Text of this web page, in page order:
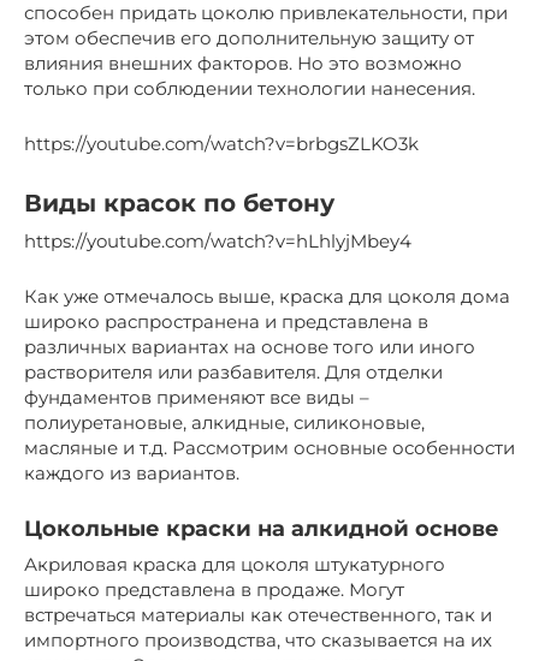
способен придать цоколю привлекательности, при
этом обеспечив его дополнительную защиту от
влияния внешних факторов. Но это возможно
только при соблюдении технологии нанесения.
https://youtube.com/watch?v=brbgsZLKO3k
Виды красок по бетону
https://youtube.com/watch?v=hLhlyjMbey4
Как уже отмечалось выше, краска для цоколя дома
широко распространена и представлена в
различных вариантах на основе того или иного
растворителя или разбавителя. Для отделки
фундаментов применяют все виды –
полиуретановые, алкидные, силиконовые,
масляные и т.д. Рассмотрим основные особенности
каждого из вариантов.
Цокольные краски на алкидной основе
Акриловая краска для цоколя штукатурного
широко представлена в продаже. Могут
встречаться материалы как отечественного, так и
импортного производства, что сказывается на их